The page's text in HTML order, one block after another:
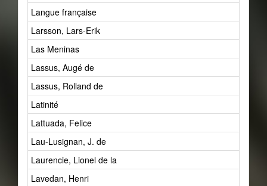
Langue française
Larsson, Lars-Erik
Las Meninas
Lassus, Augé de
Lassus, Rolland de
Latinité
Lattuada, Felice
Lau-Lusignan, J. de
Laurencie, Lionel de la
Lavedan, Henri